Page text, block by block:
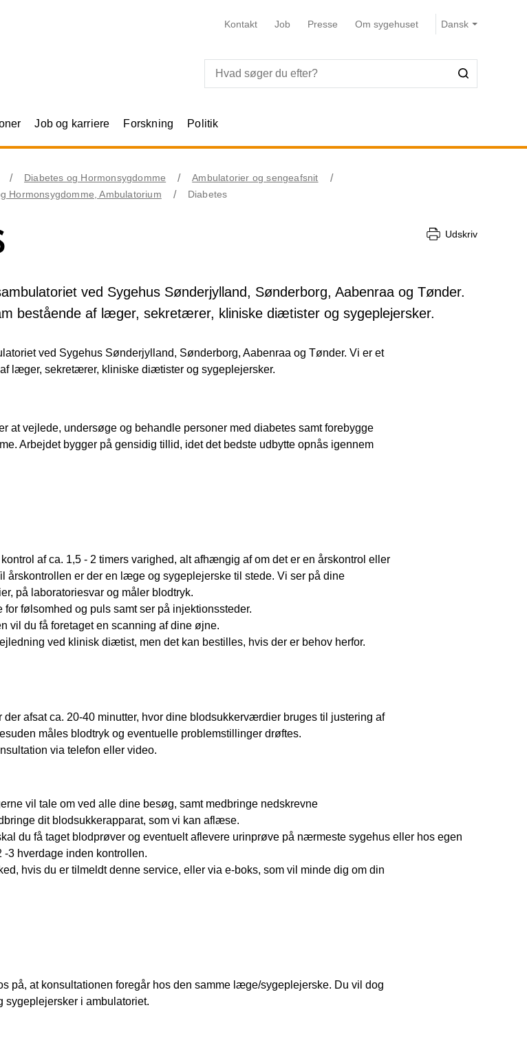
Kontakt Job Presse Om sygehuset
Job og karriere Forskning Politik
Diabetes og Hormonsygdomme
Ambulatorier og sengeafsnit
Hormonsygdomme, Ambulatorium Diabetes
Udskriv
ved Sygehus Sønderjylland, Sønderborg, Aabenraa og Tønder.
bestående af læger, sekretærer, kliniske diætister og sygeplejersker.
ved Sygehus Sønderjylland, Sønderborg, Aabenraa og Tønder. Vi er et
læger, sekretærer, kliniske diætister og sygeplejersker.
at vejlede, undersøge og behandle personer med diabetes samt forebygge
Arbejdet bygger på gensidig tillid, idet det bedste udbytte opnås igennem
af ca. 1,5 - 2 timers varighed, alt afhængig af om det er en årskontrol eller
årskontrollen er der en læge og sygeplejerske til stede. Vi ser på dine
på laboratoriesvar og måler blodtryk.
følsomhed og puls samt ser på injektionssteder.
vil du få foretaget en scanning af dine øjne.
ved klinisk diætist, men det kan bestilles, hvis der er behov herfor.
afsat ca. 20-40 minutter, hvor dine blodsukkerværdier bruges til justering af
måles blodtryk og eventuelle problemstillinger drøftes.
via telefon eller video.
vil tale om ved alle dine besøg, samt medbringe nedskrevne
dit blodsukkerapparat, som vi kan aflæse.
du få taget blodprøver og eventuelt aflevere urinprøve på nærmeste sygehus eller hos egen
3 hverdage inden kontrollen.
hvis du er tilmeldt denne service, eller via e-boks, som vil minde dig om din
på, at konsultationen foregår hos den samme læge/sygeplejerske. Du vil dog
i ambulatoriet.